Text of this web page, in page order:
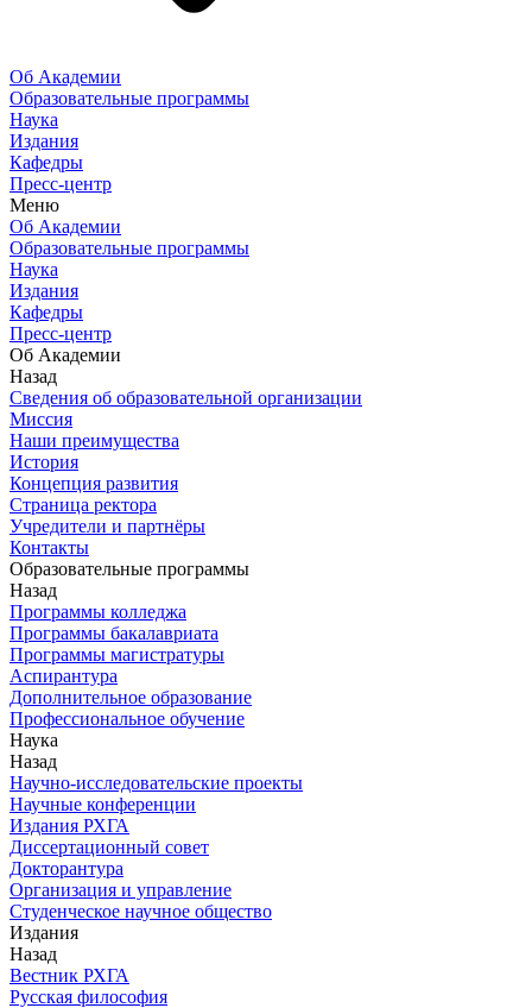
Об Академии
Образовательные программы
Наука
Издания
Кафедры
Пресс-центр
Меню
Об Академии
Образовательные программы
Наука
Издания
Кафедры
Пресс-центр
Об Академии
Назад
Сведения об образовательной организации
Миссия
Наши преимущества
История
Концепция развития
Страница ректора
Учредители и партнёры
Контакты
Образовательные программы
Назад
Программы колледжа
Программы бакалавриата
Программы магистратуры
Аспирантура
Дополнительное образование
Профессиональное обучение
Наука
Назад
Научно-исследовательские проекты
Научные конференции
Издания РХГА
Диссертационный совет
Докторантура
Организация и управление
Студенческое научное общество
Издания
Назад
Вестник РХГА
Русская философия